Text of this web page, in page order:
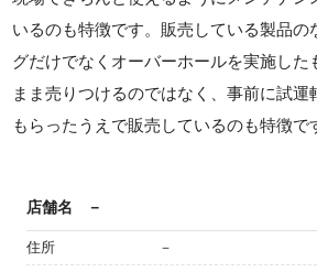
いるのも特徴です。販売している製品の
グだけでなくオーバーホールを実施した
まま売りつけるのではなく、事前に試運
もらったうえで販売しているのも特徴で
店舗名 －
住所 －